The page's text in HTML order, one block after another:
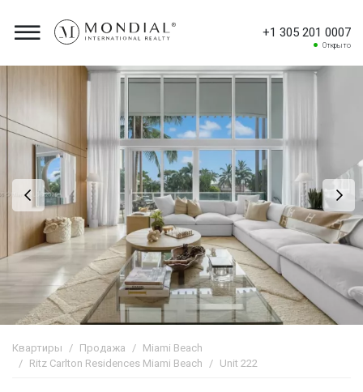
+1 305 201 0007
Открыто
Квартиры Продажа
Miami Beach
Ritz Carlton Residences Miami Beach
Unit 222